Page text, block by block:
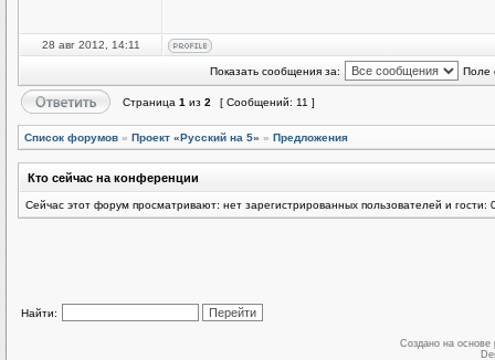
28 авг 2012, 14:11
Показать сообщения за: Поле
Страница 1 из 2 [ Сообщений: 11 ]
Список форумов » Проект «Русский на 5» » Предложения
Кто сейчас на конференции
Сейчас этот форум просматривают: нет зарегистрированных пользователей и гости:
Найти:
Создано на основе